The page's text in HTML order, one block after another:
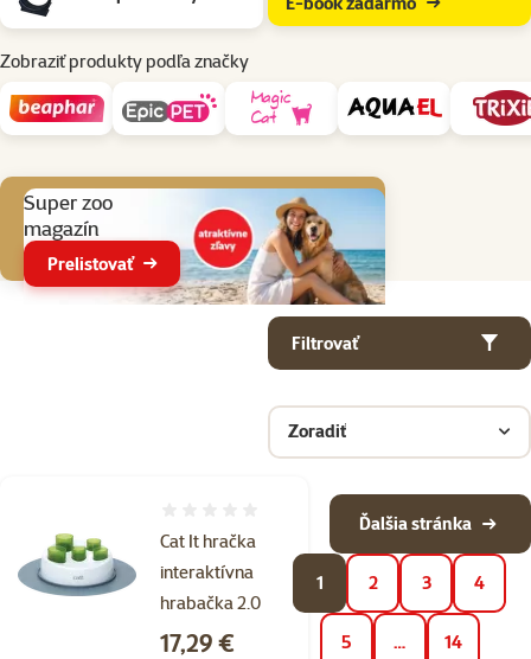
Zobraziť produkty podľa značky
Super zoo
magazín
Prelistovať
Filtrovať
Zoradiť
Produkty v kategorii Hračky pre mačky
Cat It hračka
interaktívna
hrabačka 2.0
Cena
17,29 €
1 2 3 4
5 … 14
Ďalšia stránka